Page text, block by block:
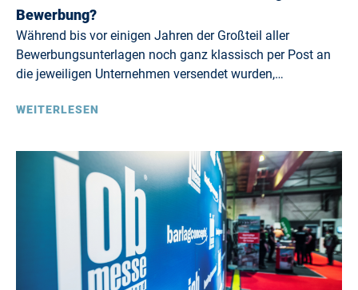
Bewerbung?
Während bis vor einigen Jahren der Großteil aller
Bewerbungsunterlagen noch ganz klassisch per Post an
die jeweiligen Unternehmen versendet wurden,…
WEITERLESEN